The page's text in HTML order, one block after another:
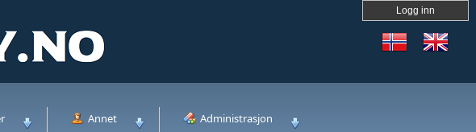
Logg inn
Annet Administrasjon